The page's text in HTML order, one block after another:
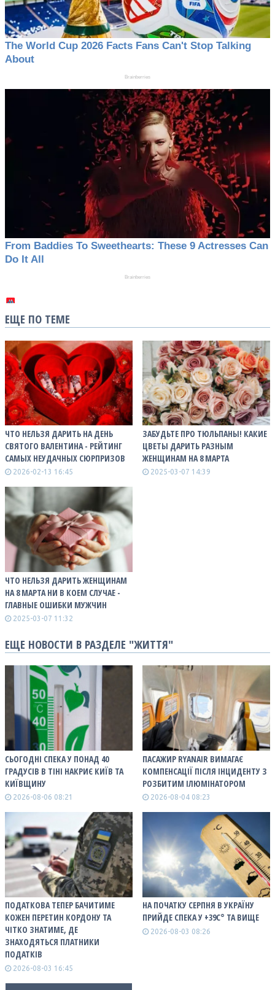
ЕЩЕ ПО ТЕМЕ
ЧТО НЕЛЬЗЯ ДАРИТЬ НА ДЕНЬ
СВЯТОГО ВАЛЕНТИНА - РЕЙТИНГ
САМЫХ НЕУДАЧНЫХ СЮРПРИЗОВ
2026-02-13 16:45
ЗАБУДЬТЕ ПРО ТЮЛЬПАНЫ! КАКИЕ
ЦВЕТЫ ДАРИТЬ РАЗНЫМ
ЖЕНЩИНАМ НА 8 МАРТА
2025-03-07 14:39
ЧТО НЕЛЬЗЯ ДАРИТЬ ЖЕНЩИНАМ
НА 8 МАРТА НИ В КОЕМ СЛУЧАЕ -
ГЛАВНЫЕ ОШИБКИ МУЖЧИН
2025-03-07 11:32
ЕЩЕ НОВОСТИ В РАЗДЕЛЕ "ЖИТТЯ"
СЬОГОДНІ СПЕКА У ПОНАД 40
ГРАДУСІВ В ТІНІ НАКРИЄ КИЇВ ТА
КИЇВЩИНУ
2026-08-06 08:21
ПАСАЖИР RYANAIR ВИМАГАЄ
КОМПЕНСАЦІЇ ПІСЛЯ ІНЦИДЕНТУ З
РОЗБИТИМ ІЛЮМІНАТОРОМ
2026-08-04 08:23
ПОДАТКОВА ТЕПЕР БАЧИТИМЕ
КОЖЕН ПЕРЕТИН КОРДОНУ ТА
ЧІТКО ЗНАТИМЕ, ДЕ
ЗНАХОДЯТЬСЯ ПЛАТНИКИ
ПОДАТКІВ
2026-08-03 16:45
НА ПОЧАТКУ СЕРПНЯ В УКРАЇНУ
ПРИЙДЕ СПЕКА У +39С° ТА ВИЩЕ
2026-08-03 08:26